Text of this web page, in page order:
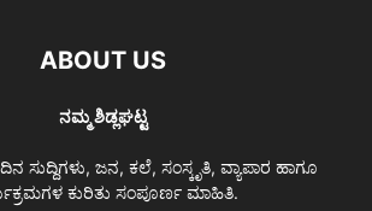
ABOUT US
ನಮ್ಮ ಶಿಡ್ಲಘಟ್ಟ
ಸುದ್ದಿಗಳು, ಜನ, ಕಲೆ, ಸಂಸ್ಕೃತಿ, ವ್ಯಾಪಾರ ಹಾಗೂ
ಕುರಿತು ಸಂಪೂರ್ಣ ಮಾಹಿತಿ.